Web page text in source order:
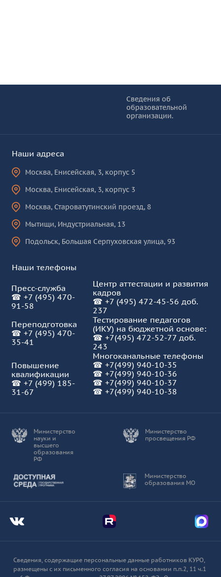
Сведения об
образовательной
организации.
Наши адреса
Москва, Енисейская, 3, корпус 5
Москва, Енисейская, 3, корпус 3
Москва, Староватутинский проезд, 8
Мытищи, Индустриальная, 13
Подольск, Большая Серпуховская улица, 93
Наши телефоны
Пресс-служба
☎ +7 (495) 470-
91-58
Центр аттестации и развития
кадров
☎ +7 (495) 472-45-56 доб.
237
Переподготовка
☎ +7 (495) 470-
35-41
Тестирование педагогов
(ИКУ) на бюджетной основе:
☎ +7(495) 472-52-77 доб.
243
Многоканальные телефоны
☎ +7(499) 940-10-35
☎ +7(499) 940-10-36
☎ +7(499) 940-10-37
☎ +7(499) 940-10-38
Повышение
квалификации
☎ +7 (499) 185-
31-67
Министерство
науки и
высшего
образования
РФ
Министерство
просвещения РФ
Министерство
образования МО
Доступная среда
Мы во Вконтакте Мы в Telegram Мы в
Сведения, содержащие персональные данные работников КУРО,
размещены с их письменного согласия на основании п.п.2, 11 ч.1